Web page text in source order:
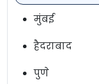
मुंबई
हैदराबाद
पुणे